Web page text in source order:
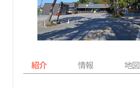
紹介 情報 地図